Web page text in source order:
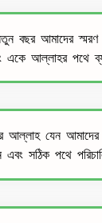
বছর আমাদের
একে আল্লাহর পথে
আল্লাহ যেন আমাদের
এবং সঠিক পথে